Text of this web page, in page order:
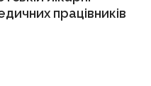
працівників